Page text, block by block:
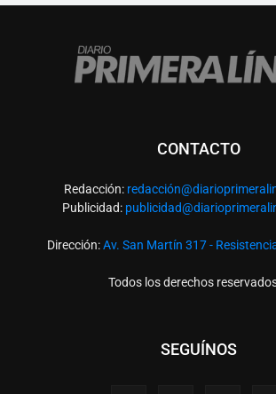
CONTACTO
Redacción: redacció
Publicidad:
Dirección:Av. San Martín 317 -
Todos los derechos
SEGUÍNOS